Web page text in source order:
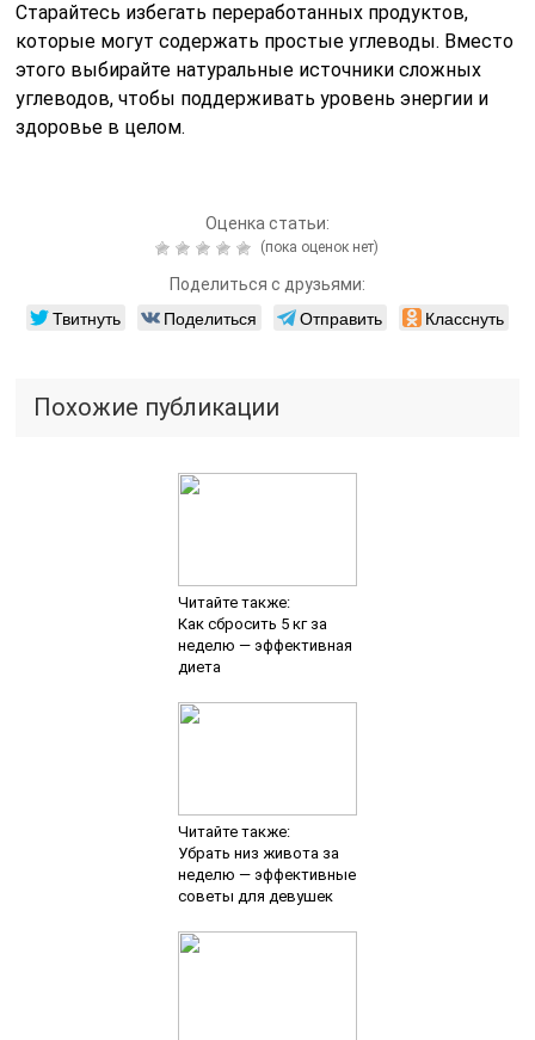
Старайтесь избегать переработанных продуктов,
которые могут содержать простые углеводы. Вместо
этого выбирайте натуральные источники сложных
углеводов, чтобы поддерживать уровень энергии и
здоровье в целом.
Оценка статьи:
(пока оценок нет)
Поделиться с друзьями:
Твитнуть Поделиться Отправить Класснуть
Похожие публикации
Читайте также:
Как сбросить 5 кг за
неделю — эффективная
диета
Читайте также:
Убрать низ живота за
неделю — эффективные
советы для девушек